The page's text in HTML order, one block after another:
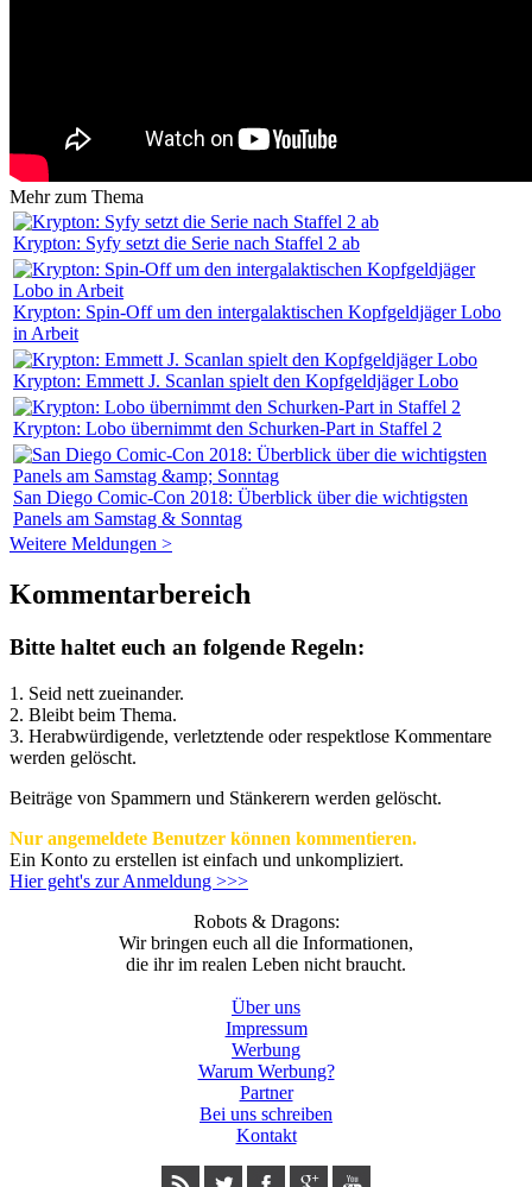
Mehr zum Thema
Krypton: Syfy setzt die Serie nach Staffel 2 ab
Krypton: Spin-Off um den intergalaktischen Kopfgeldjäger Lobo
in Arbeit
Krypton: Emmett J. Scanlan spielt den Kopfgeldjäger Lobo
Krypton: Lobo übernimmt den Schurken-Part in Staffel 2
San Diego Comic-Con 2018: Überblick über die wichtigsten
Panels am Samstag & Sonntag
Weitere Meldungen >
Kommentarbereich
Bitte haltet euch an folgende Regeln:
1. Seid nett zueinander.
2. Bleibt beim Thema.
3. Herabwürdigende, verletztende oder respektlose Kommentare
werden gelöscht.
Beiträge von Spammern und Stänkerern werden gelöscht.
Nur angemeldete Benutzer können kommentieren.
Ein Konto zu erstellen ist einfach und unkompliziert.
Hier geht's zur Anmeldung >>>
Robots & Dragons:
Wir bringen euch all die Informationen,
die ihr im realen Leben nicht braucht.
Über uns
Impressum
Werbung
Warum Werbung?
Partner
Bei uns schreiben
Kontakt